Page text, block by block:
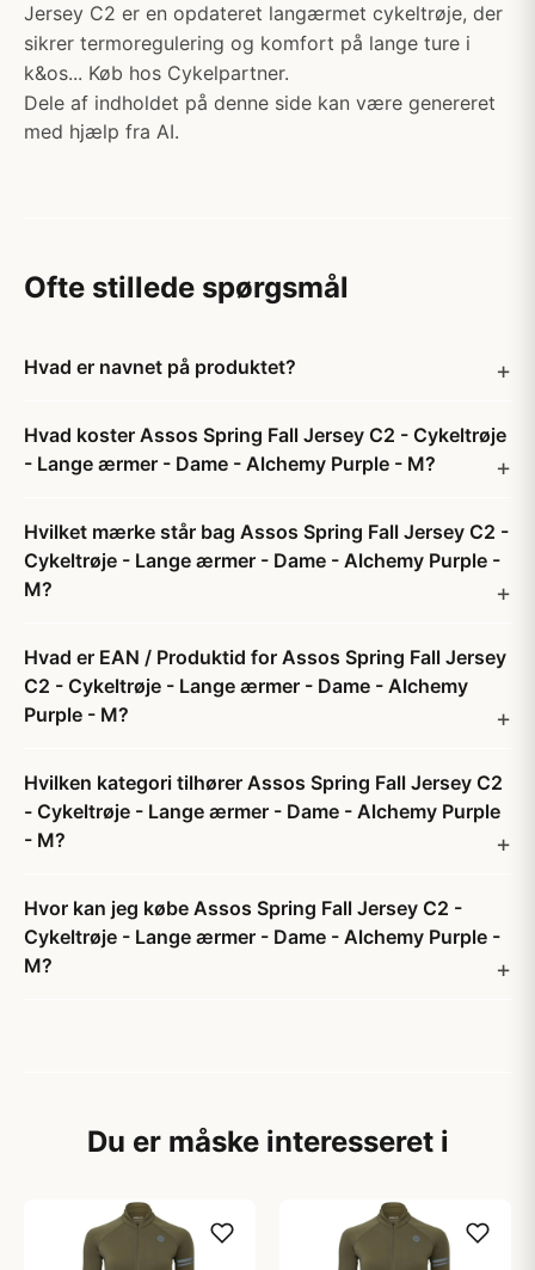
Jersey C2 er en opdateret langærmet cykeltrøje, der
sikrer termoregulering og komfort på lange ture i
k&os... Køb hos Cykelpartner.
Dele af indholdet på denne side kan være genereret
med hjælp fra AI.
Ofte stillede spørgsmål
Hvad er navnet på produktet?
Hvad koster Assos Spring Fall Jersey C2 - Cykeltrøje
- Lange ærmer - Dame - Alchemy Purple - M?
Hvilket mærke står bag Assos Spring Fall Jersey C2 -
Cykeltrøje - Lange ærmer - Dame - Alchemy Purple -
M?
Hvad er EAN / Produktid for Assos Spring Fall Jersey
C2 - Cykeltrøje - Lange ærmer - Dame - Alchemy
Purple - M?
Hvilken kategori tilhører Assos Spring Fall Jersey C2
- Cykeltrøje - Lange ærmer - Dame - Alchemy Purple
- M?
Hvor kan jeg købe Assos Spring Fall Jersey C2 -
Cykeltrøje - Lange ærmer - Dame - Alchemy Purple -
M?
Du er måske interesseret i